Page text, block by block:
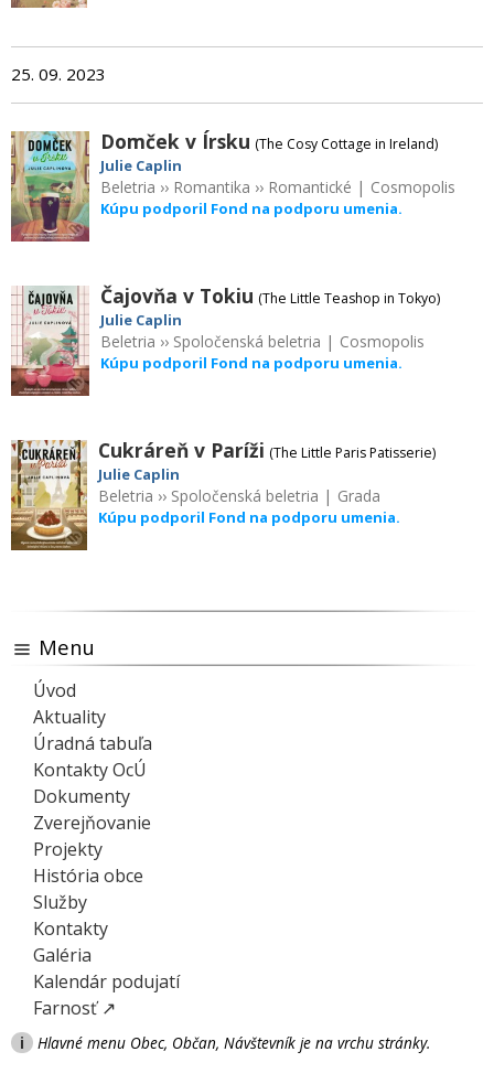
25. 09. 2023
Domček v Írsku (The Cosy Cottage in Ireland)
Julie Caplin
Beletria ›› Romantika ›› Romantické | Cosmopolis
Kúpu podporil Fond na podporu umenia.
Čajovňa v Tokiu (The Little Teashop in Tokyo)
Julie Caplin
Beletria ›› Spoločenská beletria | Cosmopolis
Kúpu podporil Fond na podporu umenia.
Cukráreň v Paríži (The Little Paris Patisserie)
Julie Caplin
Beletria ›› Spoločenská beletria | Grada
Kúpu podporil Fond na podporu umenia.
Menu
Úvod
Aktuality
Úradná tabuľa
Kontakty OcÚ
Dokumenty
Zverejňovanie
Projekty
História obce
Služby
Kontakty
Galéria
Kalendár podujatí
Farnosť ↗
i Hlavné menu Obec, Občan, Návštevník je na vrchu stránky.